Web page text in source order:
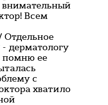
Всем
Отдельное
дерматологу
помню ее
с
хватило